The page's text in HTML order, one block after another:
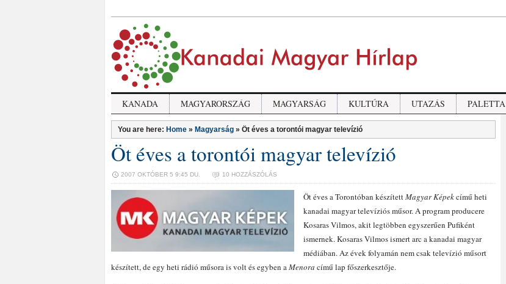
KANADA MAGYARORSZÁG MAGYARSÁG KULTÚRA UTAZÁS PALETTA
You are here: Home » Magyarság » Öt éves a torontói magyar televízió
Öt éves a torontói magyar televízió
2007 OKTÓBER 5 9:45 DU. 10 HOZZÁSZÓLÁS
Öt éves a Torontóban készítettMagyar Képekcímű heti
kanadai magyar televíziós műsor. A program producere
Kosaras Vilmos, akit legtöbben egyszerűen Pufiként
ismernek. Kosaras Vilmos ismert arc a kanadai magyar
médiában. Az évek folyamán nem csak televízió műsort
készített, de egy heti rádió műsora is volt és egyben aMenora című lap főszerkesztője.